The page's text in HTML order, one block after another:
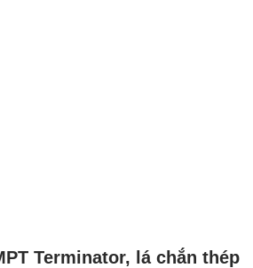
Terminator, lá chắn thép